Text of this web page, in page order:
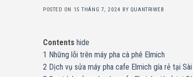
POSTED ON 15 THÁNG 7, 2024 BY QUANTRIWEB
Contents hide
1 Những lỗi trên máy pha cà phê Elmich
2 Dịch vụ sửa máy pha cafe Elmich gía rẻ tại Sài